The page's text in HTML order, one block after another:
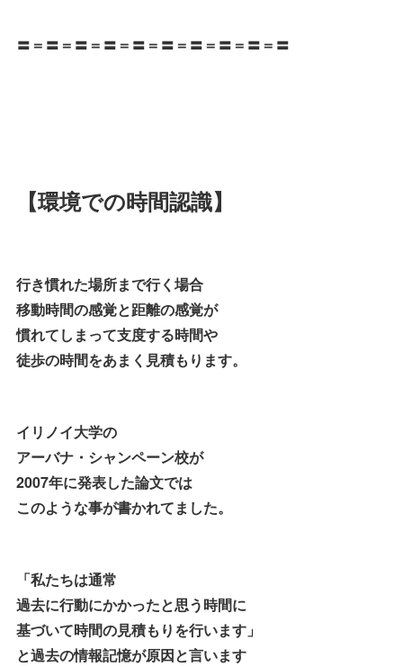
〓＝〓＝〓＝〓＝〓＝〓＝〓＝〓＝〓＝〓
【環境での時間認識】
行き慣れた場所まで行く場合
移動時間の感覚と距離の感覚が
慣れてしまって支度する時間や
徒歩の時間をあまく見積もります。
イリノイ大学の
アーバナ・シャンペーン校が
2007年に発表した論文では
このような事が書かれてました。
「私たちは通常
過去に行動にかかったと思う時間に
基づいて時間の見積もりを行います」
と過去の情報記憶が原因と言います